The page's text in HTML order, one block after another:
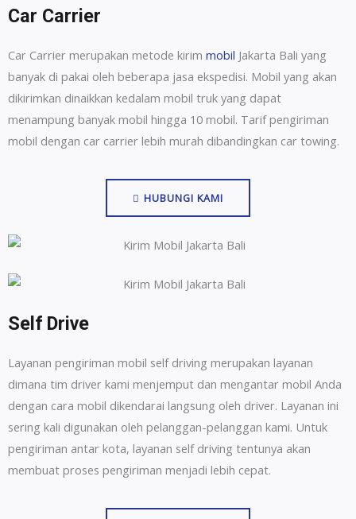
Car Carrier
Car Carrier merupakan metode kirim mobil Jakarta Bali yang
banyak di pakai oleh beberapa jasa ekspedisi. Mobil yang akan
dikirimkan dinaikkan kedalam mobil truk yang dapat
menampung banyak mobil hingga 10 mobil. Tarif pengiriman
mobil dengan car carrier lebih murah dibandingkan car towing.
HUBUNGI KAMI
Self Drive
Layanan pengiriman mobil self driving merupakan layanan
dimana tim driver kami menjemput dan mengantar mobil Anda
dengan cara mobil dikendarai langsung oleh driver. Layanan ini
sering kali digunakan oleh pelanggan-pelanggan kami. Untuk
pengiriman antar kota, layanan self driving tentunya akan
membuat proses pengiriman menjadi lebih cepat.